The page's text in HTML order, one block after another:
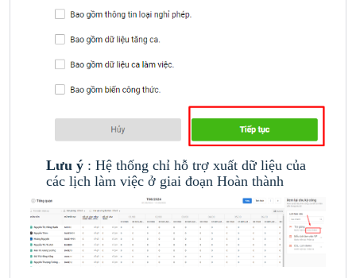
Lưu ý : Hệ thống chỉ hỗ trợ xuất dữ liệu của
các lịch làm việc ở giai đoạn Hoàn thành